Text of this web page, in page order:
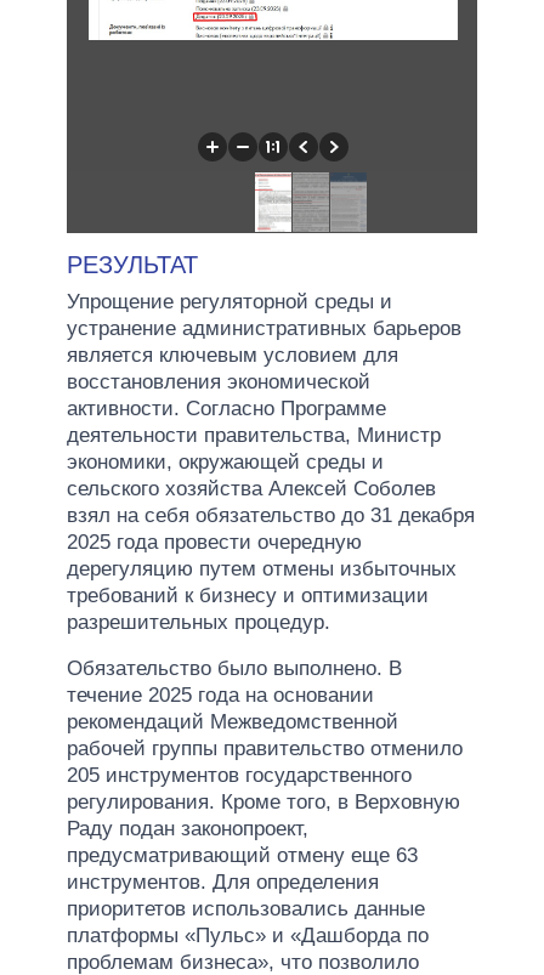
РЕЗУЛЬТАТ
Упрощение регуляторной среды и
устранение административных барьеров
является ключевым условием для
восстановления экономической
активности. Согласно Программе
деятельности правительства, Министр
экономики, окружающей среды и
сельского хозяйства Алексей Соболев
взял на себя обязательство до 31 декабря
2025 года провести очередную
дерегуляцию путем отмены избыточных
требований к бизнесу и оптимизации
разрешительных процедур.
Обязательство было выполнено. В
течение 2025 года на основании
рекомендаций Межведомственной
рабочей группы правительство отменило
205 инструментов государственного
регулирования. Кроме того, в Верховную
Раду подан законопроект,
предусматривающий отмену еще 63
инструментов. Для определения
приоритетов использовались данные
платформы «Пульс» и «Дашборда по
проблемам бизнеса», что позволило